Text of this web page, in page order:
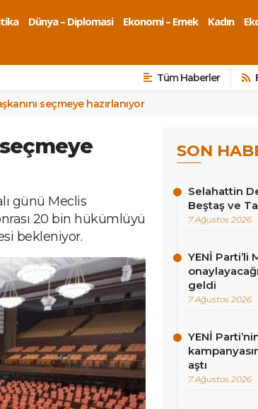
Dünya – Diplomasi Ekonomi – Emek Kadın
Tüm Haberler
seçmeye hazırlanıyor
günü Meclis
20 bin hükümlüyü
bekleniyor.
SON
Selahattin
Beştaş ve
7 Ağustos 2026
YENİ Parti’li
geldi
7 Ağustos 2026
YENİ
aştı
7 Ağustos 2026